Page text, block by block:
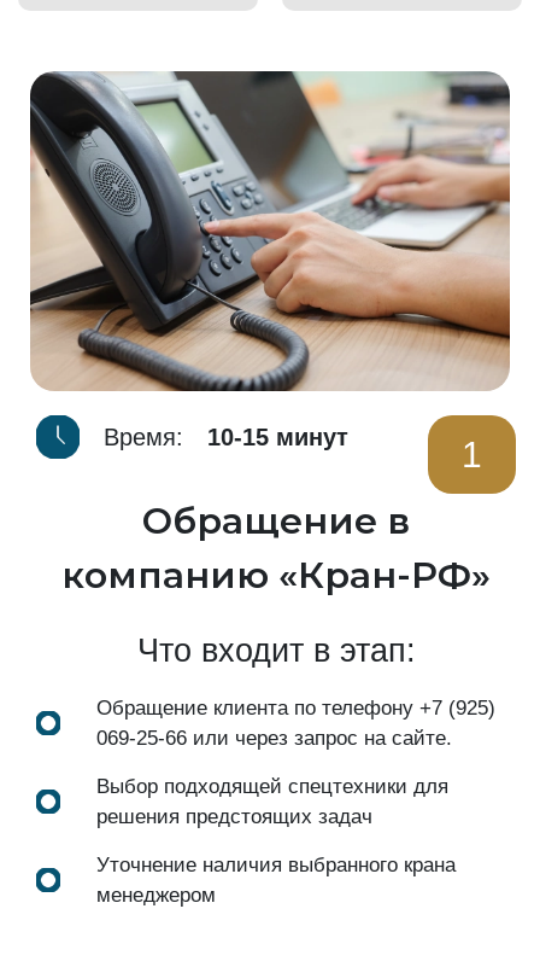
Время: 10-15 минут 1
Обращение в
компанию «Кран-РФ»
Что входит в этап:
Обращение клиента по телефону +7 (925)
069-25-66 или через запрос на сайте.
Выбор подходящей спецтехники для
решения предстоящих задач
Уточнение наличия выбранного крана
менеджером